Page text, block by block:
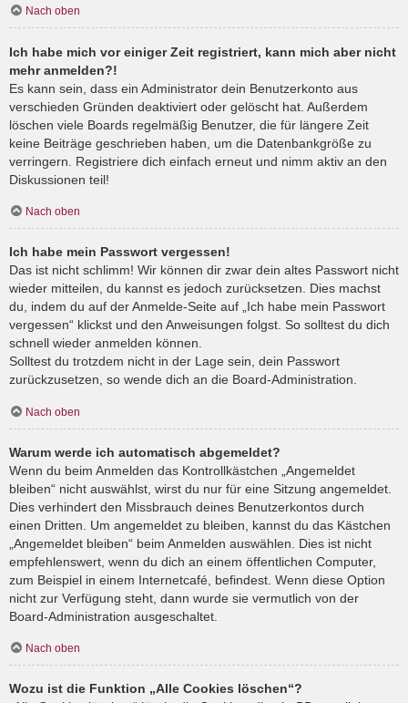
Nach oben
Ich habe mich vor einiger Zeit registriert, kann mich aber nicht
mehr anmelden?!
Es kann sein, dass ein Administrator dein Benutzerkonto aus
verschieden Gründen deaktiviert oder gelöscht hat. Außerdem
löschen viele Boards regelmäßig Benutzer, die für längere Zeit
keine Beiträge geschrieben haben, um die Datenbankgröße zu
verringern. Registriere dich einfach erneut und nimm aktiv an den
Diskussionen teil!
Nach oben
Ich habe mein Passwort vergessen!
Das ist nicht schlimm! Wir können dir zwar dein altes Passwort nicht
wieder mitteilen, du kannst es jedoch zurücksetzen. Dies machst
du, indem du auf der Anmelde-Seite auf „Ich habe mein Passwort
vergessen“ klickst und den Anweisungen folgst. So solltest du dich
schnell wieder anmelden können.
Solltest du trotzdem nicht in der Lage sein, dein Passwort
zurückzusetzen, so wende dich an die Board-Administration.
Nach oben
Warum werde ich automatisch abgemeldet?
Wenn du beim Anmelden das Kontrollkästchen „Angemeldet
bleiben“ nicht auswählst, wirst du nur für eine Sitzung angemeldet.
Dies verhindert den Missbrauch deines Benutzerkontos durch
einen Dritten. Um angemeldet zu bleiben, kannst du das Kästchen
„Angemeldet bleiben“ beim Anmelden auswählen. Dies ist nicht
empfehlenswert, wenn du dich an einem öffentlichen Computer,
zum Beispiel in einem Internetcafé, befindest. Wenn diese Option
nicht zur Verfügung steht, dann wurde sie vermutlich von der
Board-Administration ausgeschaltet.
Nach oben
Wozu ist die Funktion „Alle Cookies löschen“?